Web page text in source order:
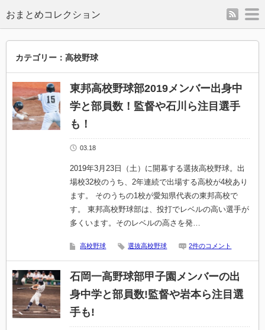
rss
カテゴリー：高校野球
東邦高校野球部2019メンバー出身中
学と部員数！監督や石川ら注目選手
も！
03.18
2019年3月23日（土）に開幕する選抜高校野球。出
場校32校のうち、2年連続で出場する高校が4校あり
ます。 そのうちの1校が愛知県代表の東邦高校で
す。 東邦高校野球部は、投打でレベルの高い選手が
多くいます。そのレベルの高さを発…
高校野球 選抜高校野球 2件のコメント
石岡一高野球部甲子園メンバーの出
身中学と部員数!監督や岩本ら注目選
手も!